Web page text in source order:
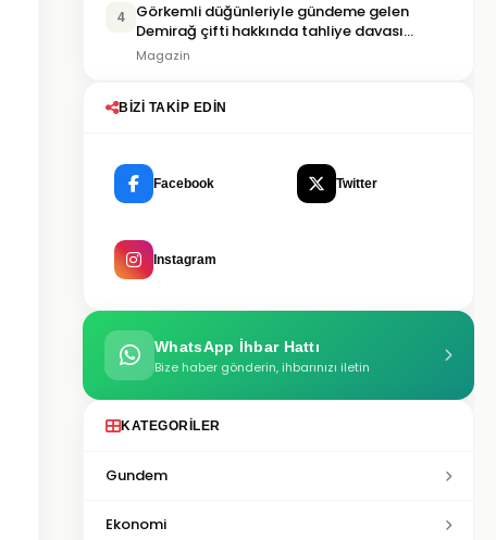
4
Görkemli düğünleriyle gündeme gelen
Demirağ çifti hakkında tahliye davası
iddiası
Magazin
BIZI TAKIP EDIN
Facebook Twitter
Instagram
WhatsApp İhbar Hattı
Bize haber gönderin, ihbarınızı iletin
KATEGORILER
Gundem
Ekonomi